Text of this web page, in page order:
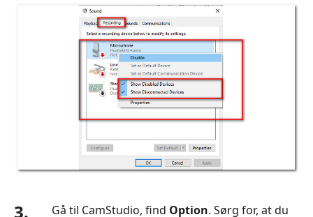
3. Gå til CamStudio, find Option. Sørg for, at du